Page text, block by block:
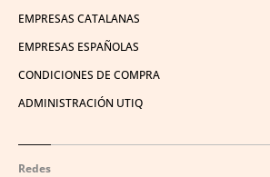
EMPRESAS CATALANAS
EMPRESAS ESPAÑOLAS
CONDICIONES DE COMPRA
ADMINISTRACIÓN UTIQ
Redes